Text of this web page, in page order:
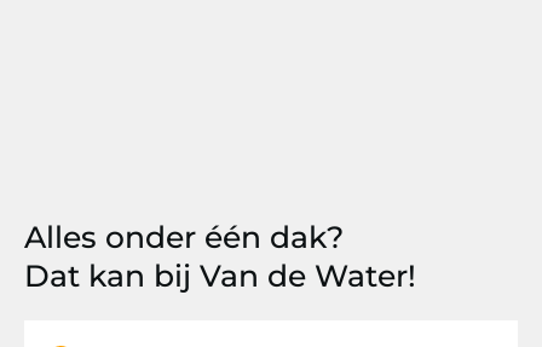
Alles onder één dak?
Dat kan bij Van de Water!